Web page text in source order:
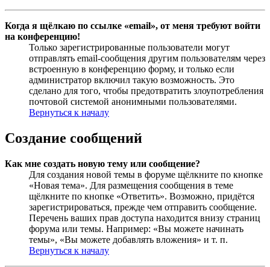
Когда я щёлкаю по ссылке «email», от меня требуют войти
на конференцию!
Только зарегистрированные пользователи могут
отправлять email-сообщения другим пользователям через
встроенную в конференцию форму, и только если
администратор включил такую возможность. Это
сделано для того, чтобы предотвратить злоупотребления
почтовой системой анонимными пользователями.
Вернуться к началу
Создание сообщений
Как мне создать новую тему или сообщение?
Для создания новой темы в форуме щёлкните по кнопке
«Новая тема». Для размещения сообщения в теме
щёлкните по кнопке «Ответить». Возможно, придётся
зарегистрироваться, прежде чем отправить сообщение.
Перечень ваших прав доступа находится внизу страниц
форума или темы. Например: «Вы можете начинать
темы», «Вы можете добавлять вложения» и т. п.
Вернуться к началу